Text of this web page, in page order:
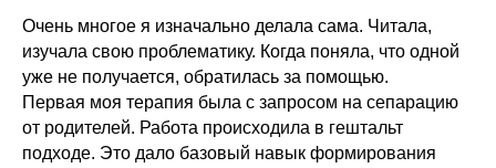
Очень многое я изначально делала сама. Читала,
изучала свою проблематику. Когда поняла, что одной
уже не получается, обратилась за помощью.
Первая моя терапия была с запросом на сепарацию
от родителей. Работа происходила в гештальт
подходе. Это дало базовый навык формирования